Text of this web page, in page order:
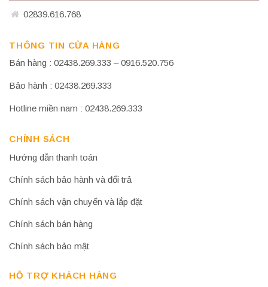
02839.616.768
THÔNG TIN CỬA HÀNG
Bán hàng : 02438.269.333 – 0916.520.756
Bảo hành : 02438.269.333
Hotline miền nam : 02438.269.333
CHÍNH SÁCH
Hướng dẫn thanh toán
Chính sách bảo hành và đổi trả
Chính sách vận chuyển và lắp đặt
Chính sách bán hàng
Chính sách bảo mật
HỖ TRỢ KHÁCH HÀNG